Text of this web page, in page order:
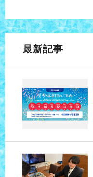
最新記事